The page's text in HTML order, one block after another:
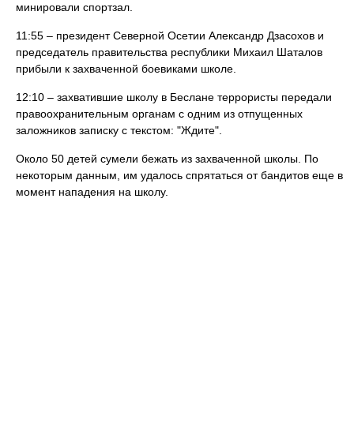
минировали спортзал.
11:55 – президент Северной Осетии Александр Дзасохов и
председатель правительства республики Михаил Шаталов
прибыли к захваченной боевиками школе.
12:10 – захватившие школу в Беслане террористы передали
правоохранительным органам с одним из отпущенных
заложников записку с текстом: "Ждите".
Около 50 детей сумели бежать из захваченной школы. По
некоторым данным, им удалось спрятаться от бандитов еще в
момент нападения на школу.